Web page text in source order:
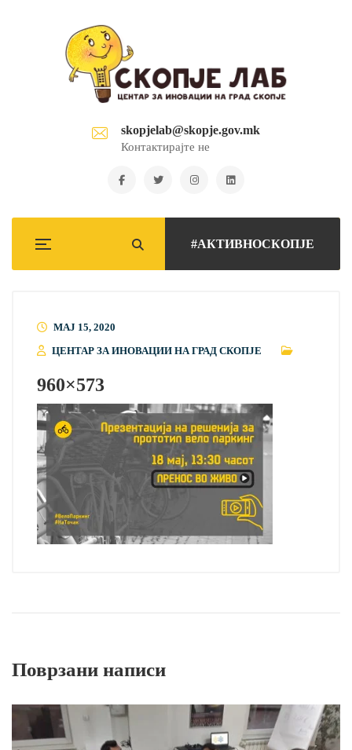
skopjelab@skopje.gov.mk
Контактирајте не
#АКТИВНОСКОПЈЕ
МАЈ 15, 2020
ЦЕНТАР ЗА ИНОВАЦИИ НА ГРАД СКОПЈЕ
960×573
Поврзани написи